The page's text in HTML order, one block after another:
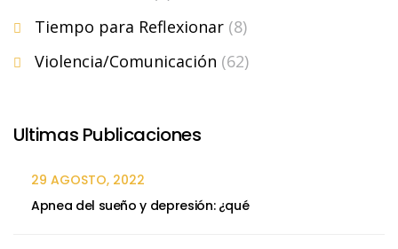
Tiempo para Reflexionar (8)
Violencia/Comunicación (62)
Ultimas Publicaciones
29 AGOSTO, 2022
Apnea del sueño y depresión: ¿qué